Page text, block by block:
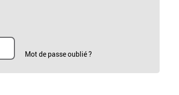
Mot de passe oublié ?